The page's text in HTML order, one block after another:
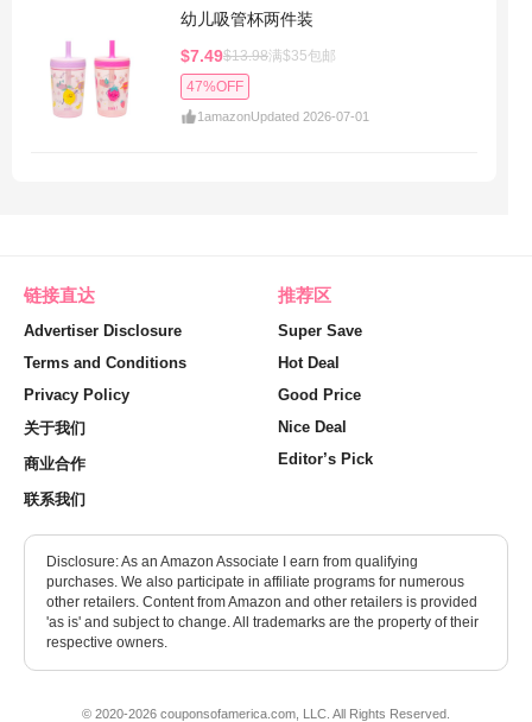
幼儿吸管杯两件装
$7.49$13.98满$35包邮
47%OFF
1amazonUpdated 2026-07-01
链接直达
Advertiser Disclosure
Terms and Conditions
Privacy Policy
关于我们
商业合作
联系我们
推荐区
Super Save
Hot Deal
Good Price
Nice Deal
Editor’s Pick
Disclosure: As an Amazon Associate I earn from qualifying
purchases. We also participate in affiliate programs for numerous
other retailers. Content from Amazon and other retailers is provided
'as is' and subject to change. All trademarks are the property of their
respective owners.
© 2020-2026 couponsofamerica.com, LLC. All Rights Reserved.